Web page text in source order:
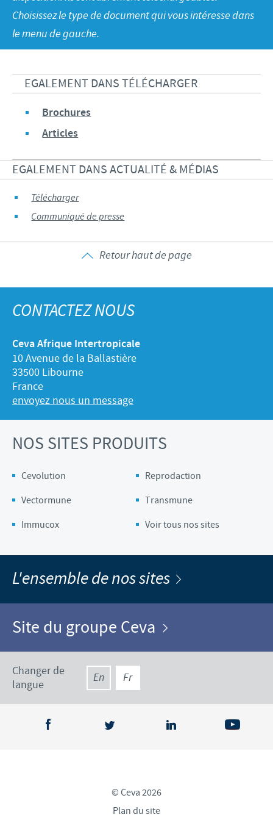
Volailles
Avantages du poussin Ceva Inside
C.H.I.C.K. Program®
Equipements de vaccination
Importance de la responsabilité
Programmes de soutien
CARRIERE
Choisissez le type de document qui vous intéresse dans
le menu de gauche.
EGALEMENT DANS TÉLÉCHARGER
Brochures
Articles
EGALEMENT DANS ACTUALITÉ & MÉDIAS
Télécharger
Communiqué de presse
Retour haut de page
CONTACTEZ NOUS
Ceva Afrique Intertropicale
10 Avenue de la Ballastière
33500 Libourne
France
envoyez nous un message
NOS SITES PRODUITS
Cevolution
Reprodaction
Vectormune
Transmune
Immucox
Voir tous nos sites
L'ensemble de nos sites
Site du groupe Ceva
Changer de
langue
En Fr
© Ceva 2026
Plan du site